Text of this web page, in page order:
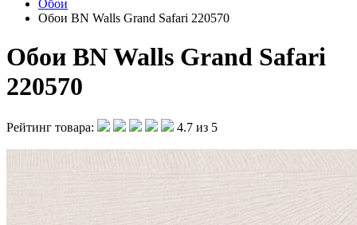
Обои
Обои BN Walls Grand Safari 220570
Обои BN Walls Grand Safari
220570
Рейтинг товара: 4.7 из 5